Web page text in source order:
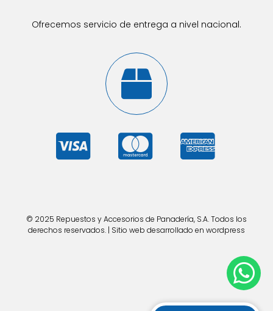
Ofrecemos servicio de entrega a nivel nacional.
© 2025 Repuestos y Accesorios de Panadería, S.A. Todos los
derechos reservados. | Sitio web desarrollado en wordpress